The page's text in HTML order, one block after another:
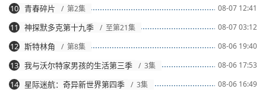
08-07 12:41
10 青春碎片
/ 第2集
08-07 03:12
11 神探默多克第十九季 / 至第21集
08-06 19:40
12 斯特林角
/ 第8集
08-06 17:53
13 我与沃尔特家男孩的生活第三季 / 3集
08-06 16:49
14 星际迷航：奇异新世界第四季 / 3集